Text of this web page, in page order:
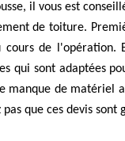
il vous est
de toiture.
cours de l'opération.
qui sont adaptées
manque de matériel
que ces devis sont